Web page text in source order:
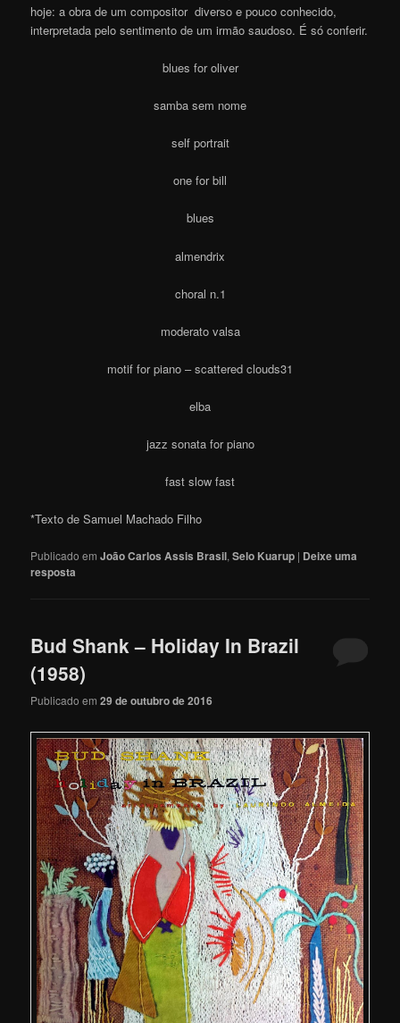
hoje: a obra de um compositor diverso e pouco conhecido,
interpretada pelo sentimento de um irmão saudoso. É só conferir.
blues for oliver
samba sem nome
self portrait
one for bill
blues
almendrix
choral n.1
moderato valsa
motif for piano – scattered clouds31
elba
jazz sonata for piano
fast slow fast
*Texto de Samuel Machado Filho
Publicado em João Carlos Assis Brasil,Selo Kuarup | Deixe uma
resposta
Bud Shank – Holiday In Brazil
(1958)
Publicado em29 de outubro de 2016